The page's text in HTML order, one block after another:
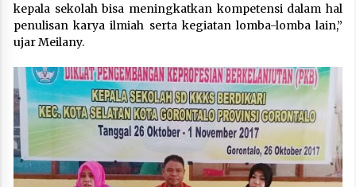
kepala sekolah bisa meningkatkan kompetensi dalam hal
penulisan karya ilmiah serta kegiatan lomba-lomba lain,”
ujar Meilany.